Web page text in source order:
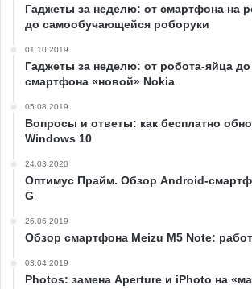
Гаджеты за неделю: от смартфона на
до самообучающейся роборуки
01.10.2019
Гаджеты за неделю: от робота-яйца до
смартфона «новой» Nokia
05.08.2019
Вопросы и ответы: как бесплатно
Windows 10
24.03.2020
Оптимус Прайм. Обзор Android-
G
26.06.2019
Обзор смартфона Meizu M5 Note:
03.04.2019
Photos: замена Aperture и iPhoto на